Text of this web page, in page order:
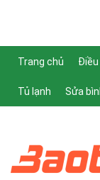
Trang chủ Điều
Tủ lạnh Sửa